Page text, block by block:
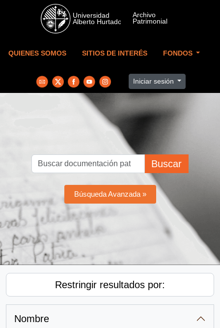
Skip to main content
QUIENES SOMOS SITIOS DE INTERÉS FONDOS
Iniciar sesión
Buscar
Búsqueda Avanzada »
Restringir resultados por:
Nombre